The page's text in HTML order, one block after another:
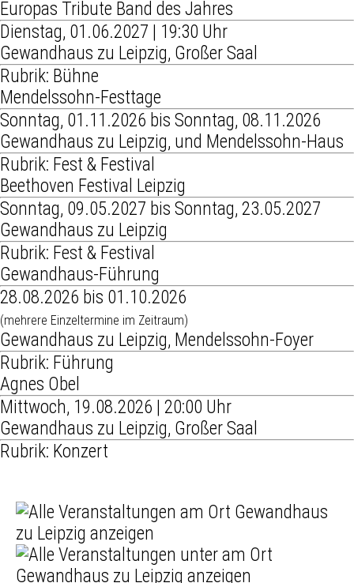
Europas Tribute Band des Jahres
Dienstag, 01.06.2027 | 19:30 Uhr
Gewandhaus zu Leipzig, Großer Saal
Rubrik: Bühne
Mendelssohn-Festtage
Sonntag, 01.11.2026 bis Sonntag, 08.11.2026
Gewandhaus zu Leipzig, und Mendelssohn-Haus
Rubrik: Fest & Festival
Beethoven Festival Leipzig
Sonntag, 09.05.2027 bis Sonntag, 23.05.2027
Gewandhaus zu Leipzig
Rubrik: Fest & Festival
Gewandhaus-Führung
28.08.2026 bis 01.10.2026
(mehrere Einzeltermine im Zeitraum)
Gewandhaus zu Leipzig, Mendelssohn-Foyer
Rubrik: Führung
Agnes Obel
Mittwoch, 19.08.2026 | 20:00 Uhr
Gewandhaus zu Leipzig, Großer Saal
Rubrik: Konzert